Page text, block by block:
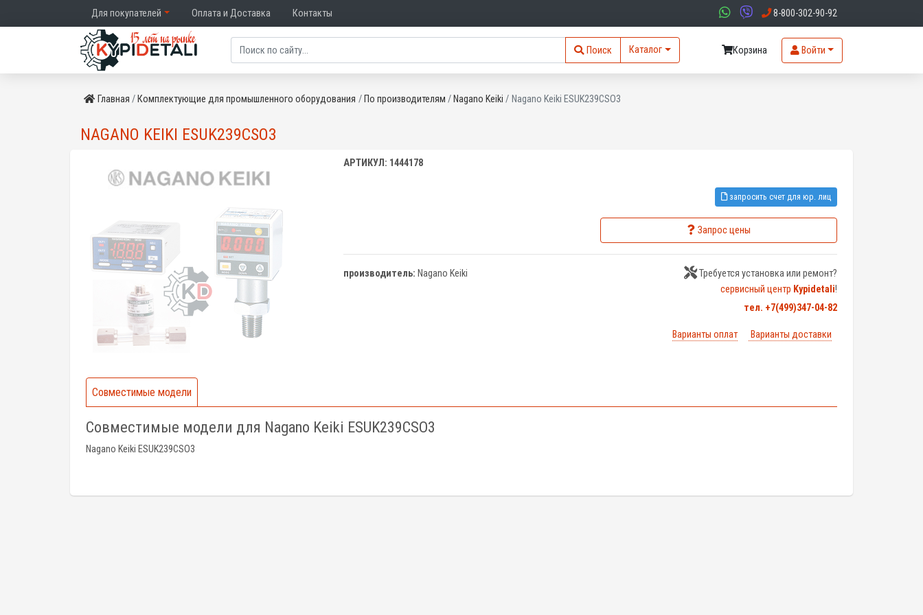
Для покупателей Оплата и Доставка Контакты 8-800-302-90-92
Поиск Каталог Корзина Войти
Главная Комплектующие для промышленного оборудования По производителям Nagano Keiki Nagano Keiki ESUK239CSO3
NAGANO KEIKI ESUK239CSO3
АРТИКУЛ: 1444178
запросить счет для юр. лиц
Запрос цены
производитель: Nagano Keiki
Требуется установка или ремонт?
сервисный центр Kypidetali!
тел. +7(499)347-04-82
Варианты оплат Варианты доставки
Совместимые модели
Совместимые модели для Nagano Keiki ESUK239CSO3
Nagano Keiki ESUK239CSO3